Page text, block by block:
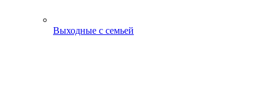
Выходные с семьей